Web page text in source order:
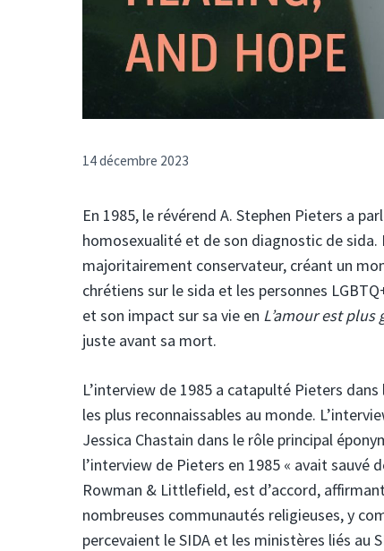
14 décembre 2023
En 1985, le révérend A. Stephen Pieters a
homosexualité et de son diagnostic de
majoritairement conservateur, créant un
chrétiens sur le sida et les personnes
et son impact sur sa vie en L’amour est plus
juste avant sa mort.
L’interview de 1985 a catapulté Pieters
les plus reconnaissables au monde.
Jessica Chastain dans le rôle principal
l’interview de Pieters en 1985 « avait sauvé
Rowman & Littlefield, est d’accord,
nombreuses communautés religieuses, y
percevaient le SIDA et les ministères liés au